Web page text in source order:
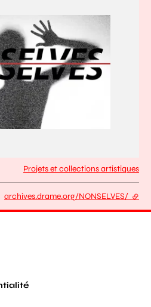
Projets et collections artistiques
archives.drame.org/NONSELVES/ -